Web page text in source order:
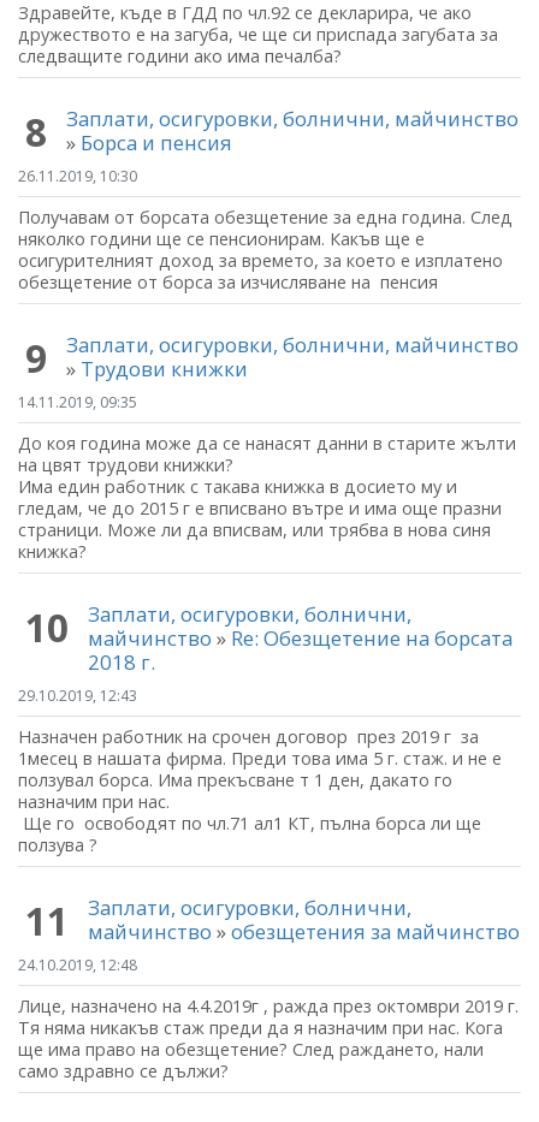
Здравейте, къде в ГДД по чл.92 се декларира, че ако
дружеството е на загуба, че ще си приспада загубата за
следващите години ако има печалба?
8
Заплати, осигуровки, болнични, майчинство
» Борса и пенсия
26.11.2019, 10:30
Получавам от борсата обезщетение за една година. След
няколко години ще се пенсионирам. Какъв ще е
осигурителният доход за времето, за което е изплатено
обезщетение от борса за изчисляване на пенсия
9
Заплати, осигуровки, болнични, майчинство
» Трудови книжки
14.11.2019, 09:35
До коя година може да се нанасят данни в старите жълти
на цвят трудови книжки?
Има един работник с такава книжка в досието му и
гледам, че до 2015 г е вписвано вътре и има още празни
страници. Може ли да вписвам, или трябва в нова синя
книжка?
10
Заплати, осигуровки, болнични,
майчинство» Re: Обезщетение на борсата
2018 г.
29.10.2019, 12:43
Назначен работник на срочен договор през 2019 г за
1месец в нашата фирма. Преди това има 5 г. стаж. и не е
ползувал борса. Има прекъсване т 1 ден, дакато го
назначим при нас.
Ще го освободят по чл.71 ал1 КТ, пълна борса ли ще
ползува ?
11
Заплати, осигуровки, болнични,
майчинство»обезщетения за майчинство
24.10.2019, 12:48
Лице, назначено на 4.4.2019г , ражда през октомври 2019 г.
Тя няма никакъв стаж преди да я назначим при нас. Кога
ще има право на обезщетение? След раждането, нали
само здравно се дължи?